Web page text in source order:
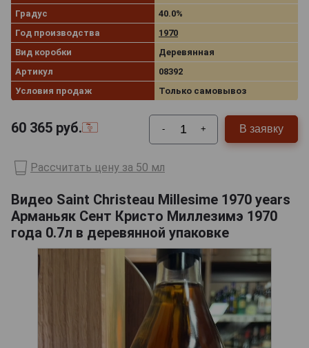
Градус
40.0%
Год производства
1970
Вид коробки
Деревянная
Артикул
08392
Условия продаж
Только самовывоз
60 365 руб. - + В заявку
Рассчитать цену за 50 мл
Видео Saint Christeau Millesime 1970 years
Арманьяк Сент Кристо Миллезимэ 1970
года 0.7л в деревянной упаковке